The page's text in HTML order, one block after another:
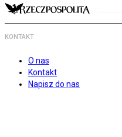
KONTAKT
O nas
Kontakt
Napisz do nas